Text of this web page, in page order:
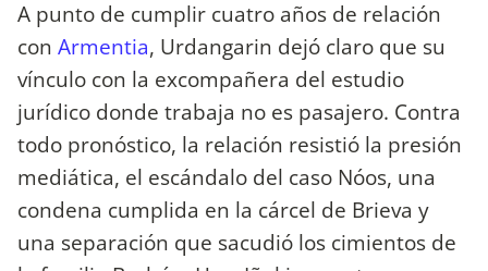
A punto de cumplir cuatro años de relación
con Armentia, Urdangarin dejó claro que su
vínculo con la excompañera del estudio
jurídico donde trabaja no es pasajero. Contra
todo pronóstico, la relación resistió la presión
mediática, el escándalo del caso Nóos, una
condena cumplida en la cárcel de Brieva y
una separación que sacudió los cimientos de